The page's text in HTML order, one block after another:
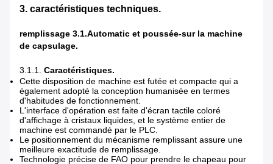
3. caractéristiques techniques.
remplissage 3.1.Automatic et poussée-sur la machine
de capsulage.
3.1.1. Caractéristiques.
Cette disposition de machine est futée et compacte qui a
également adopté la conception humanisée en termes
d'habitudes de fonctionnement.
L'interface d'opération est faite d'écran tactile coloré
d'affichage à cristaux liquides, et le système entier de
machine est commandé par le PLC.
Le positionnement du mécanisme remplissant assure une
meilleure exactitude de remplissage.
Technologie précise de FAO pour prendre le chapeau pour